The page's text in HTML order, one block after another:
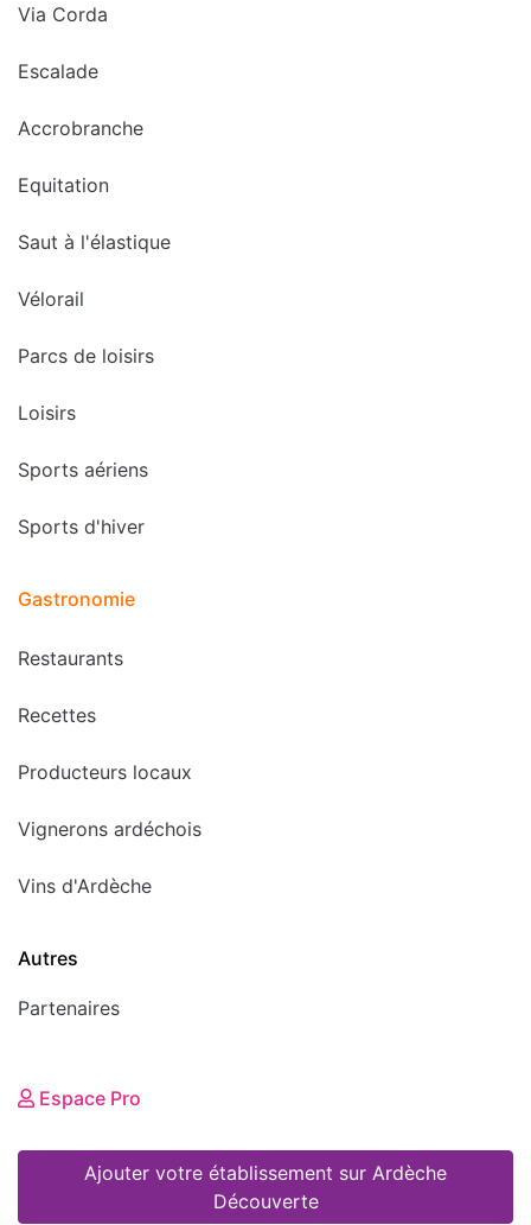
Via Corda
Escalade
Accrobranche
Equitation
Saut à l'élastique
Vélorail
Parcs de loisirs
Loisirs
Sports aériens
Sports d'hiver
Gastronomie
Restaurants
Recettes
Producteurs locaux
Vignerons ardéchois
Vins d'Ardèche
Autres
Partenaires
Espace Pro
Ajouter votre établissement sur Ardèche
Découverte